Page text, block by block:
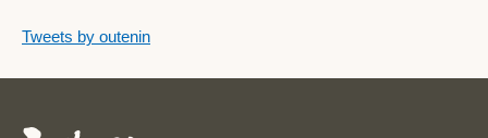
つぶやき
つぶやきをスキップする
Tweets by outenin